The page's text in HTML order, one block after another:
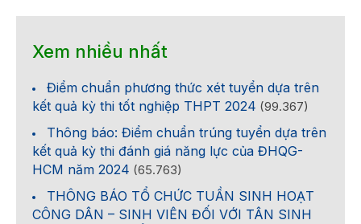
Xem nhiều nhất
Điểm chuẩn phương thức xét tuyển dựa trên
kết quả kỳ thi tốt nghiệp THPT 2024 (99.367)
Thông báo: Điểm chuẩn trúng tuyển dựa trên
kết quả kỳ thi đánh giá năng lực của ĐHQG-
HCM năm 2024 (65.763)
THÔNG BÁO TỔ CHỨC TUẦN SINH HOẠT
CÔNG DÂN – SINH VIÊN ĐỐI VỚI TÂN SINH